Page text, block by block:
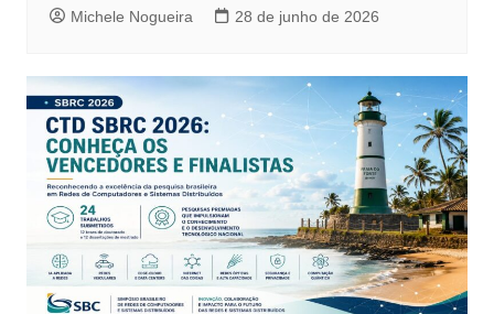
Michele Nogueira 28 de junho de 2026